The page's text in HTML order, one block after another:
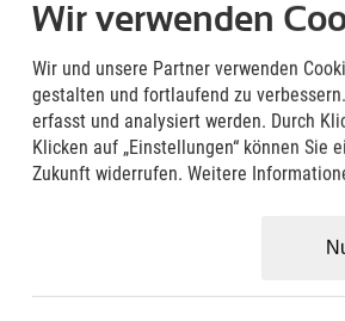
Krainer, Seestraße 20, Feld am See
bei der Sportschule Krainer erfolgen:
Wir verwenden
Wir und unsere Partner verwenden
gestalten und fortlaufend zu
erfasst und analysiert werden. Durch
Klicken auf „Einstellungen“ können
Zukunft widerrufen. Weitere